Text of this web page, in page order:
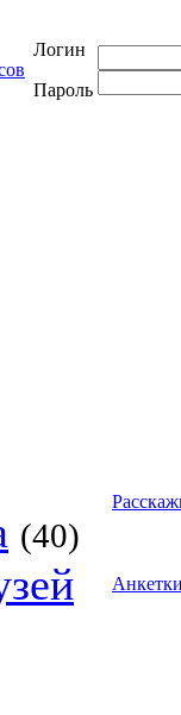
Логин
Пароль
(40)